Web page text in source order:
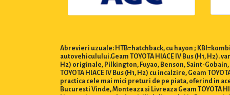
Abrevieri uzuale: HTB=hatchback, cu hayon ;
autovehiculului.Geam TOYOTA HIACE IV Bus (H1,
H2) originale, Pilkington, Fuyao, Benson, Saint-Gobain,
TOYOTA HIACE IV Bus (H1, H2) cu incalzire, Geam
practica cele mai mici preturi de pe piata, oferind in
Bucuresti Vinde, Monteaza si Livreaza Geam TOYOTA